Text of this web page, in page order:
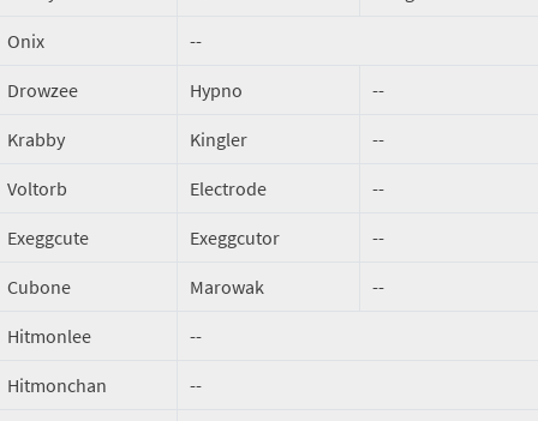
Onix --
Drowzee Hypno --
Krabby Kingler --
Voltorb Electrode --
Exeggcute Exeggcutor --
Cubone Marowak --
Hitmonlee --
Hitmonchan --